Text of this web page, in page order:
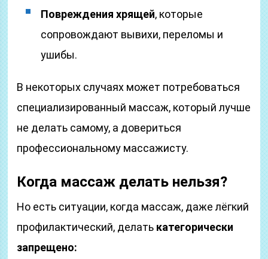
Повреждения хрящей, которые
сопровождают вывихи, переломы и
ушибы.
В некоторых случаях может потребоваться
специализированный массаж, который лучше
не делать самому, а довериться
профессиональному массажисту.
Когда массаж делать нельзя?
Но есть ситуации, когда массаж, даже лёгкий
профилактический, делать категорически
запрещено: